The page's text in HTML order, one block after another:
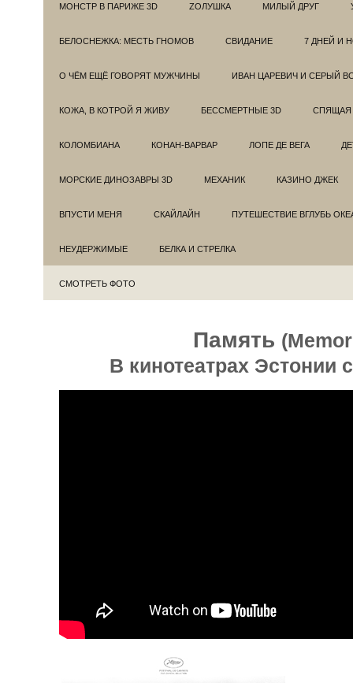
МОНСТР В ПАРИЖЕ 3D ZОЛУШКА МИЛЫЙ ДРУГ
БЕЛОСНЕЖКА: МЕСТЬ ГНОМОВ СВИДАНИЕ 7 ДНЕЙ И
О ЧЁМ ЕЩЁ ГОВОРЯТ МУЖЧИНЫ ИВАН ЦАРЕВИЧ И СЕРЫЙ
КОЖА, В КОТРОЙ Я ЖИВУ БЕССМЕРТНЫЕ 3D СПЯЩАЯ
КОЛОМБИАНА КОНАН-ВАРВАР ЛОПЕ ДЕ ВЕГА
МОРСКИЕ ДИНОЗАВРЫ 3D МЕХАНИК КАЗИНО ДЖЕК
ВПУСТИ МЕНЯ СКАЙЛАЙН ПУТЕШЕСТВИЕ ВГЛУБЬ
НЕУДЕРЖИМЫЕ БЕЛКА И СТРЕЛКА
СМОТРЕТЬ ФОТО
Память
В кинотеатрах Эстонии